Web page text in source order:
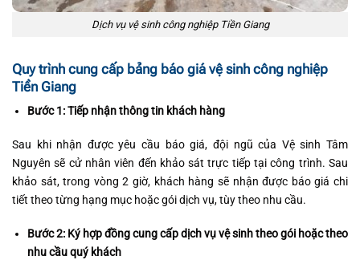
Dịch vụ vệ sinh công nghiệp Tiền Giang
Quy trình cung cấp bảng báo giá vệ sinh công nghiệp
Tiền Giang
Bước 1: Tiếp nhận thông tin khách hàng
Sau khi nhận được yêu cầu báo giá, đội ngũ của Vệ sinh Tâm
Nguyên sẽ cử nhân viên đến khảo sát trực tiếp tại công trình. Sau
khảo sát, trong vòng 2 giờ, khách hàng sẽ nhận được báo giá chi
tiết theo từng hạng mục hoặc gói dịch vụ, tùy theo nhu cầu.
Bước 2: Ký hợp đồng cung cấp dịch vụ vệ sinh theo gói hoặc theo
nhu cầu quý khách